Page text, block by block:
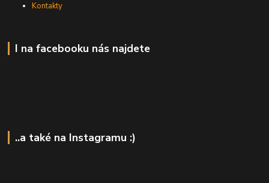
Kontakty
I na facebooku nás najdete
..a také na Instagramu :)